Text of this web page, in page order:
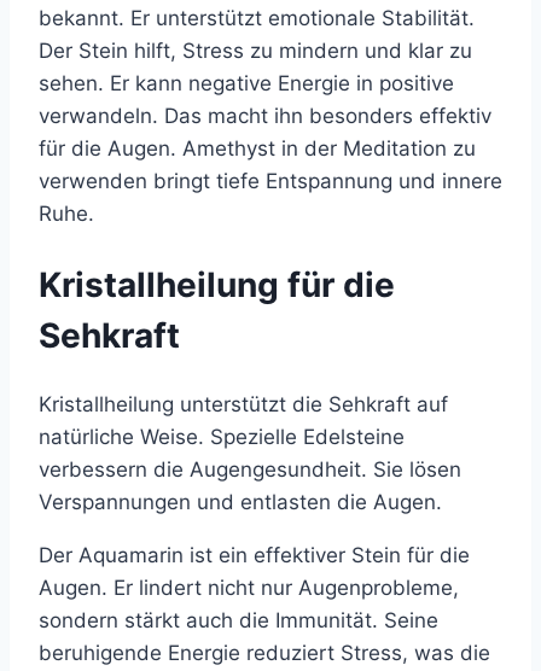
bekannt. Er unterstützt emotionale Stabilität.
Der Stein hilft, Stress zu mindern und klar zu
sehen. Er kann negative Energie in positive
verwandeln. Das macht ihn besonders effektiv
für die Augen. Amethyst in der Meditation zu
verwenden bringt tiefe Entspannung und innere
Ruhe.
Kristallheilung für die
Sehkraft
Kristallheilung unterstützt die Sehkraft auf
natürliche Weise. Spezielle Edelsteine
verbessern die Augengesundheit. Sie lösen
Verspannungen und entlasten die Augen.
Der Aquamarin ist ein effektiver Stein für die
Augen. Er lindert nicht nur Augenprobleme,
sondern stärkt auch die Immunität. Seine
beruhigende Energie reduziert Stress, was die